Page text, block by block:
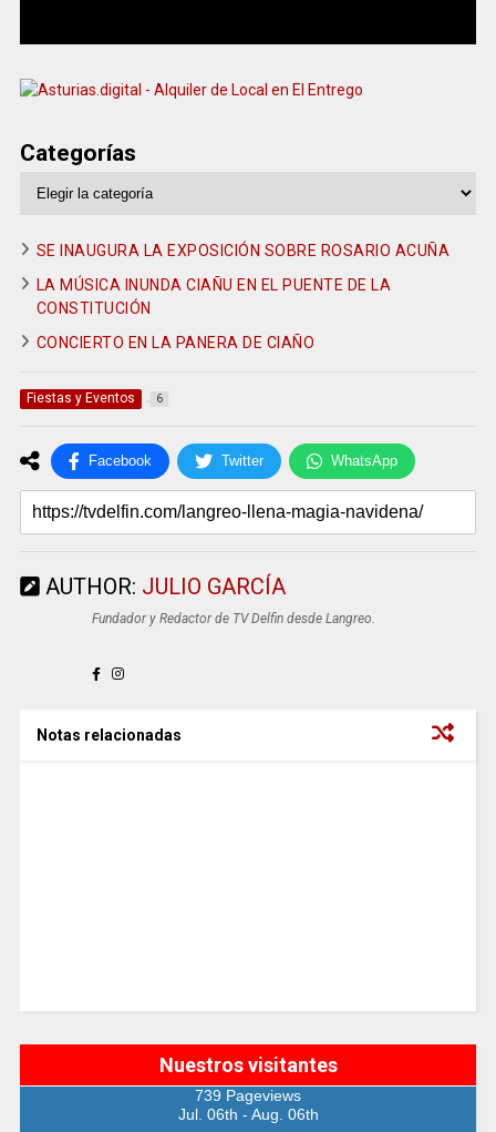
Categorías
SE INAUGURA LA EXPOSICIÓN SOBRE ROSARIO ACUÑA
LA MÚSICA INUNDA CIAÑU EN EL PUENTE DE LA
CONSTITUCIÓN
CONCIERTO EN LA PANERA DE CIAÑO
Fiestas y Eventos 6
Facebook Twitter WhatsApp
AUTHOR: JULIO GARCÍA
Fundador y Redactor de TV Delfin desde Langreo.
Notas relacionadas
Nuestros visitantes
739 Pageviews
Jul. 06th - Aug. 06th